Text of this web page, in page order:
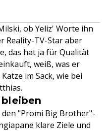
ob Yeliz' Worte ihn
Reality-TV-Star aber
das hat ja für Qualität
weiß, was er
im Sack, wie bei
"Promi Big Brother"-
klare Ziele und